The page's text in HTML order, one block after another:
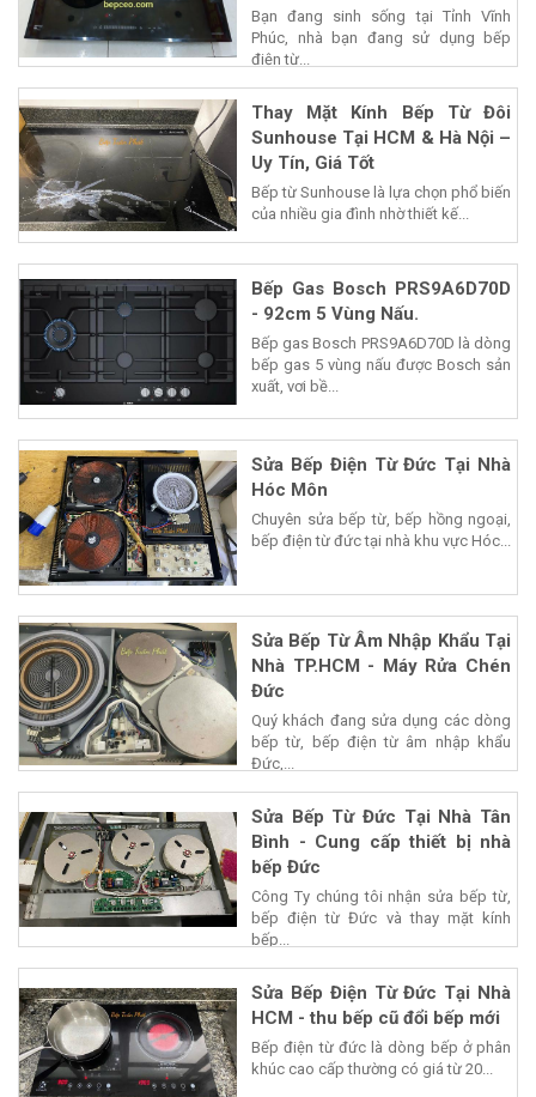
Bạn đang sinh sống tại Tỉnh Vĩnh
Phúc, nhà bạn đang sử dụng bếp
điện từ...
Thay Mặt Kính Bếp Từ Đôi
Sunhouse Tại HCM & Hà Nội –
Uy Tín, Giá Tốt
Bếp từ Sunhouse là lựa chọn phổ biến
của nhiều gia đình nhờ thiết kế...
Bếp Gas Bosch PRS9A6D70D
- 92cm 5 Vùng Nấu.
Bếp gas Bosch PRS9A6D70D là dòng
bếp gas 5 vùng nấu được Bosch sản
xuất, vơi bề...
Sửa Bếp Điện Từ Đức Tại Nhà
Hóc Môn
Chuyên sửa bếp từ, bếp hồng ngoại,
bếp điện từ đức tại nhà khu vực Hóc...
Sửa Bếp Từ Âm Nhập Khẩu Tại
Nhà TP.HCM - Máy Rửa Chén
Đức
Quý khách đang sửa dụng các dòng
bếp từ, bếp điện từ âm nhập khẩu
Đức,...
Sửa Bếp Từ Đức Tại Nhà Tân
Bình - Cung cấp thiết bị nhà
bếp Đức
Công Ty chúng tôi nhận sửa bếp từ,
bếp điện từ Đức và thay mặt kính
bếp...
Sửa Bếp Điện Từ Đức Tại Nhà
HCM - thu bếp cũ đổi bếp mới
Bếp điện từ đức là dòng bếp ở phân
khúc cao cấp thường có giá từ 20...